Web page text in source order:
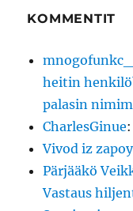
KOMMENTIT
heitin
palasin
CharlesGinue:
Vivod iz
Pärjääkö
Vastaus